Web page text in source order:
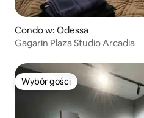
Condo w: Odessa
Gagarin Plaza Studio Arcadia
Wybór gości
Wybór gości